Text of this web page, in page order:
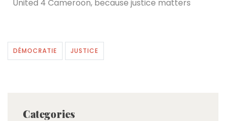
United 4 Cameroon, because justice matters
DÉMOCRATIE JUSTICE
Categories